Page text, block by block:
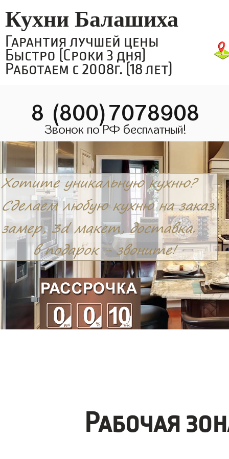
Кухни Балашиха
Гарантия лучшей цены
Быстро (Сроки 3 дня)
Работаем с 2008г. (18 лет)
8 (800)7078908
Звонок по РФ бесплатный!
Рабочая